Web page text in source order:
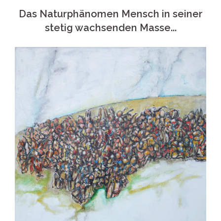
Das Naturphänomen Mensch in seiner
stetig wachsenden Masse...